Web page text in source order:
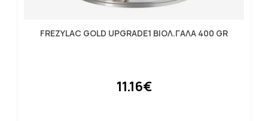
FREZYLAC GOLD UPGRADE1 ΒΙΟΛ.ΓΑΛΑ 400 GR
11.16€